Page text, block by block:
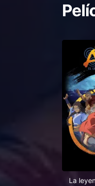
La